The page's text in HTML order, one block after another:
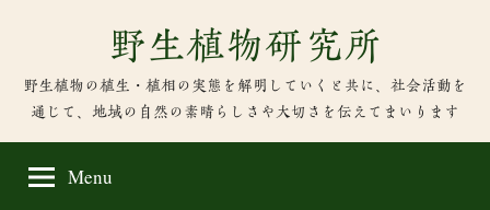
content
野生植物研究所
野生植物の植生・植相の実態を解明していくと共に、社会活動を
通じて、地域の自然の素晴らしさや大切さを伝えてまいります
Menu